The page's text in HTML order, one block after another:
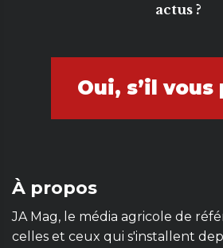
actus ?
Oui, s’il vous
À propos
JA Mag, le média agricole de
celles et ceux qui s'installent